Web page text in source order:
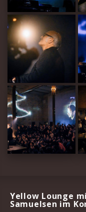
Yellow Lounge
Samuelsen im